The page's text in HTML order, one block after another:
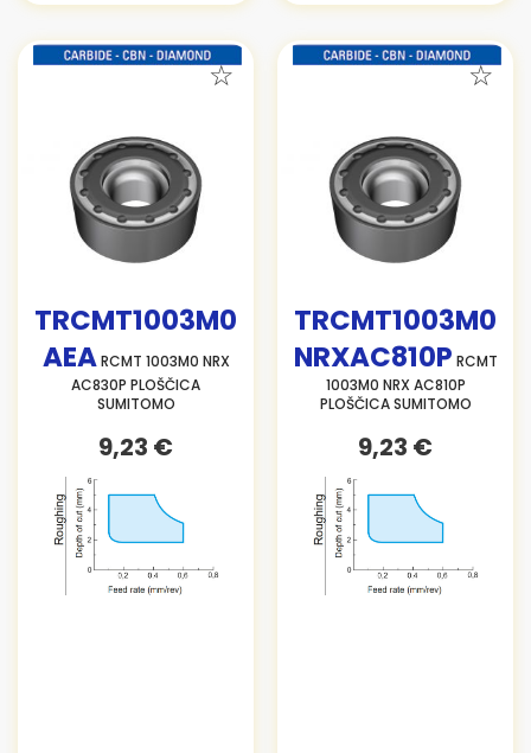
TRCMT1003M0
AEARCMT 1003M0 NRX
AC830P PLOŠČICA
SUMITOMO
9,23 €
TRCMT1003M0
NRXAC810P RCMT
1003M0 NRX AC810P
PLOŠČICA SUMITOMO
9,23 €